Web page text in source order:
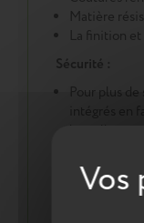
Matière
La finition et
Sécurité :
Pour plus
bretelles
Tout pour